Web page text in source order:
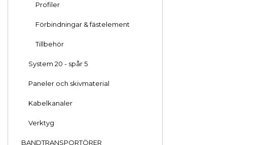
Profiler
Förbindningar & fästelement
Tillbehör
System 20 - spår 5
Paneler och skivmaterial
Kabelkanaler
Verktyg
BANDTRANSPORTÖRER